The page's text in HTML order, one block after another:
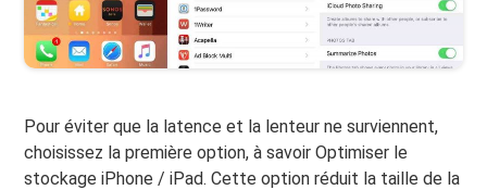
Pour éviter que la latence et la lenteur ne surviennent,
choisissez la première option, à savoir Optimiser le
stockage iPhone / iPad. Cette option réduit la taille de la